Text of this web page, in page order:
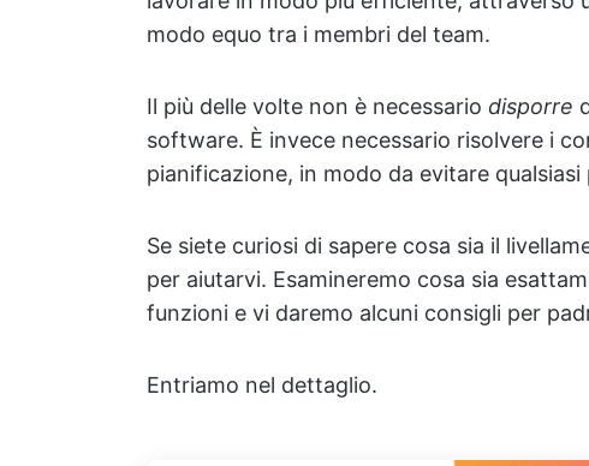
modo equo tra i membri del team.
Il più delle volte non è necessario disporre
software. È invece necessario risolvere i
pianificazione, in modo da evitare
Se siete curiosi di sapere cosa sia il
per aiutarvi. Esamineremo cosa sia
funzioni e vi daremo alcuni consigli per
Entriamo nel dettaglio.